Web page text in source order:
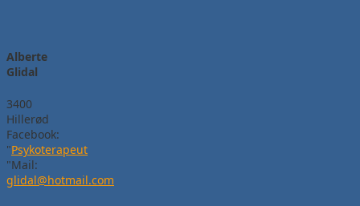
Alberte
Glidal
3400
Hillerød
Facebook:
"Psykoterapeut
"Mail:
glidal@hotmail.com